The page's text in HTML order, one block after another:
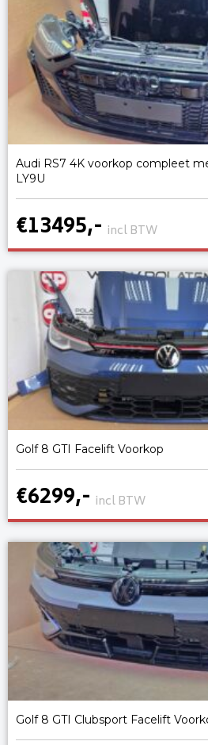
Audi RS7 4K voorkop compleet
LY9U
€13495,- incl BTW
Golf 8 GTI Facelift Voorkop
€6299,- incl BTW
Golf 8 GTI Clubsport Facelift